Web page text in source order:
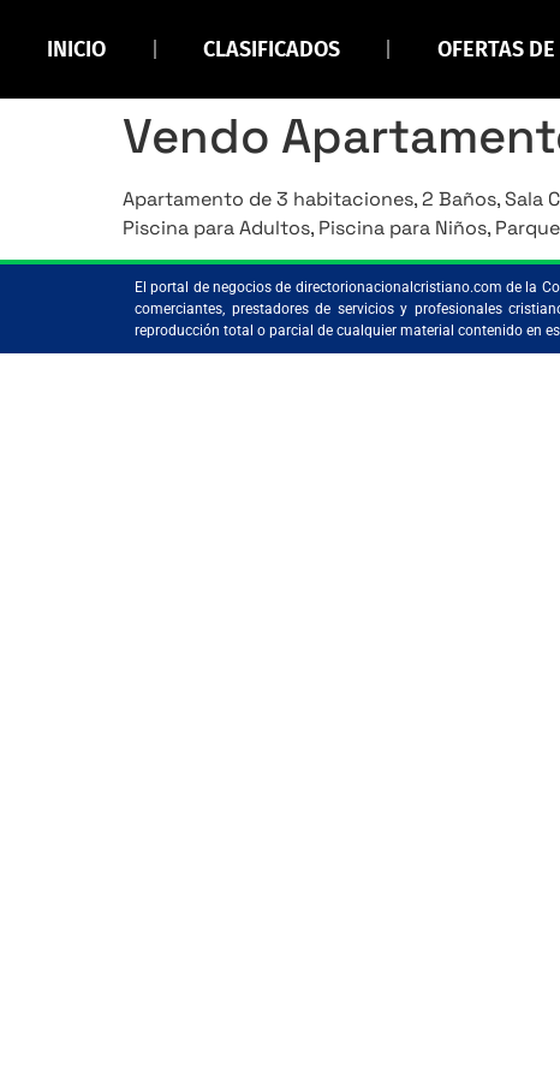
INICIO CLASIFICADOS OFERTAS
Vendo
Apartamento de 3 habitaciones, 2 Baños, Sala
Piscina para Adultos, Piscina para Niños,
El portal de negocios de directorionacionalcristiano.com de la
comerciantes, prestadores de servicios y profesionales
reproducción total o parcial de cualquier material contenido en